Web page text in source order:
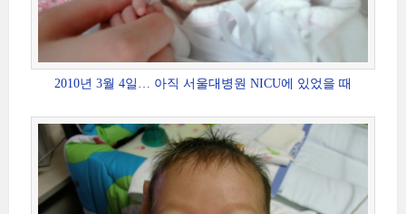
2010년 3월 4일… 아직 서울대병원 NICU에 있었을 때